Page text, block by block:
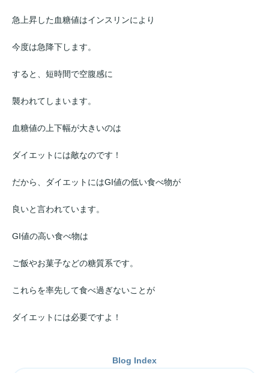
急上昇した血糖値はインスリンにより
今度は急降下します。
すると、短時間で空腹感に
襲われてしまいます。
血糖値の上下幅が大きいのは
ダイエットには敵なのです！
だから、ダイエットにはGI値の低い食べ物が
良いと言われています。
GI値の高い食べ物は
ご飯やお菓子などの糖質系です。
これらを率先して食べ過ぎないことが
ダイエットには必要ですよ！
Blog Index